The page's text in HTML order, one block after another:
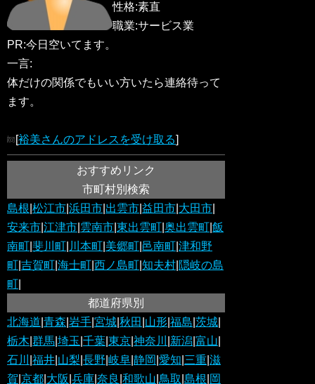
性格:素直
職業:サービス業
PR:今日空いてます。
一言:
体だけの関係でもいい方いたら連絡待って
ます。
[裕美さんのアドレスを受け取る]
おすすめリンク
市町村別検索
島根 松江市 浜田市 出雲市 益田市 大田市
安来市 江津市 雲南市 東出雲町 奥出雲町 飯
南町 斐川町 川本町 美郷町 邑南町 津和野
町 吉賀町 海士町 西ノ島町 知夫村 隠岐の島
町
都道府県別
北海道 青森 岩手 宮城 秋田 山形 福島 茨城
栃木 群馬 埼玉 千葉 東京 神奈川 新潟 富山
石川
福井 山梨 長野 岐阜 静岡 愛知 三重 滋
賀 京都 大阪 兵庫 奈良 和歌山 鳥取 島根 岡